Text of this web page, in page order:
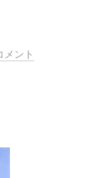
メント